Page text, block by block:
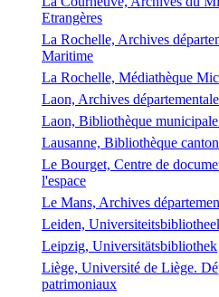
Etrangères
La Rochelle, Archives
Maritime
La Rochelle, Médiathèque
Laon, Archives
Laon, Bibliothèque
Lausanne, Bibliothèque
Le Bourget, Centre de
l'espace
Le Mans, Archives
Leiden,
Leipzig, Universitätsbibliothek
Liège, Université de Liège.
patrimoniaux